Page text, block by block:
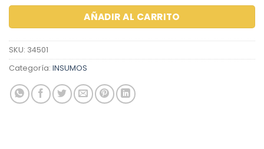
AÑADIR AL CARRITO
SKU: 34501
Categoría: INSUMOS